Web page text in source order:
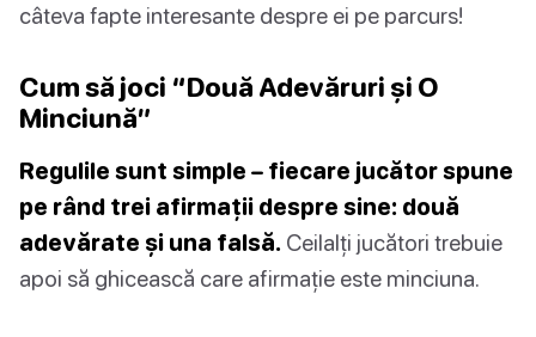
câteva fapte interesante despre ei pe parcurs!
Cum să joci “Două Adevăruri și O
Minciună”
Regulile sunt simple – fiecare jucător spune
pe rând trei afirmații despre sine: două
adevărate și una falsă. Ceilalți jucători trebuie
apoi să ghicească care afirmație este minciuna.